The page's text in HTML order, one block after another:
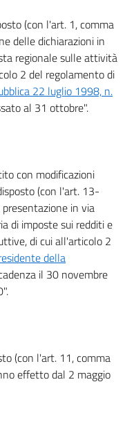
(con l'art. 1, comma
delle dichiarazioni in
regionale sulle attività
2 del regolamento di
22 luglio 1998, n.
al 31 ottobre".
con modificazioni
(con l'art. 13-
in via
di imposte sui redditi e
di cui all'articolo 2
della
il 30 novembre
(con l'art. 11, comma
effetto dal 2 maggio